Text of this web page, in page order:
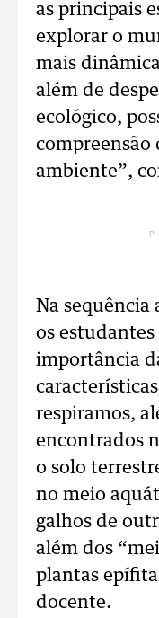
as principais
explorar o
mais
além de
ecológico,
compreensão
ambiente”,
Na sequência
os
importância
respiramos,
encontrados
o solo
no meio
galhos de
além dos
plantas
docente.